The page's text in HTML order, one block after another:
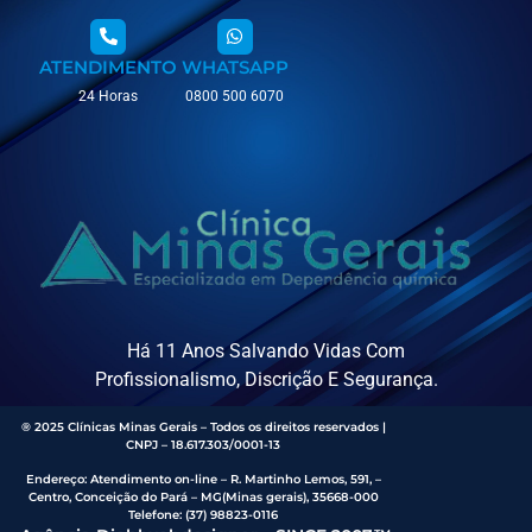
ATENDIMENTO
24 Horas
WHATSAPP
0800 500 6070
Há 11 Anos Salvando Vidas Com
Profissionalismo, Discrição E Segurança.
® 2025 Clínicas Minas Gerais – Todos os direitos reservados |
CNPJ – 18.617.303/0001-13
Endereço: Atendimento on-line – R. Martinho Lemos, 591, –
Centro, Conceição do Pará – MG(Minas gerais), 35668-000
Telefone:(37) 98823-0116